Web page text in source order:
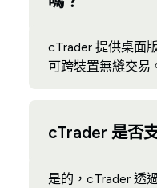
cTrader 提供桌面
可跨裝置無縫交易
cTrader 是否
是的，cTrader 透